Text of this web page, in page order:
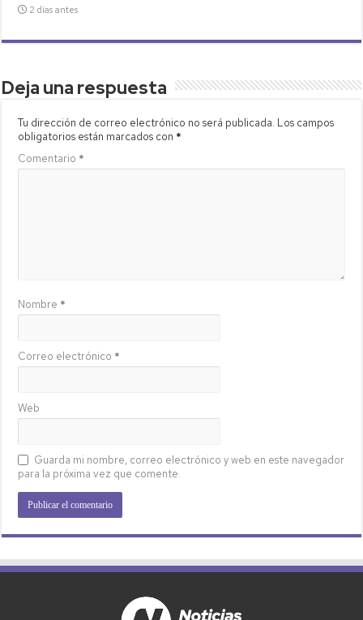
2 días antes
Deja una respuesta
Tu dirección de correo electrónico no será publicada. Los campos
obligatorios están marcados con *
Comentario *
Nombre *
Correo electrónico *
Web
Guarda mi nombre, correo electrónico y web en este navegador
para la próxima vez que comente.